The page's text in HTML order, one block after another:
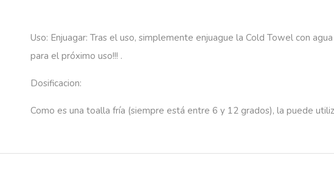
Uso: Enjuagar: Tras el uso, simplemente enjuague la Cold Towel con
para el próximo uso!!! .
Dosificacion:
Como es una toalla fría (siempre está entre 6 y 12 grados), la puede